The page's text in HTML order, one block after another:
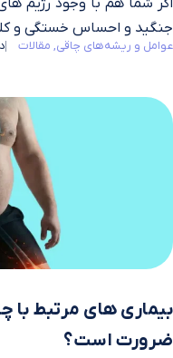
اگر شما هم با وجود رژیم‌
جنگید و احساس خستگی و
عوامل و ریشه‌های چاقی مقالات
بیماری های مرتبط با
ضرورت است؟